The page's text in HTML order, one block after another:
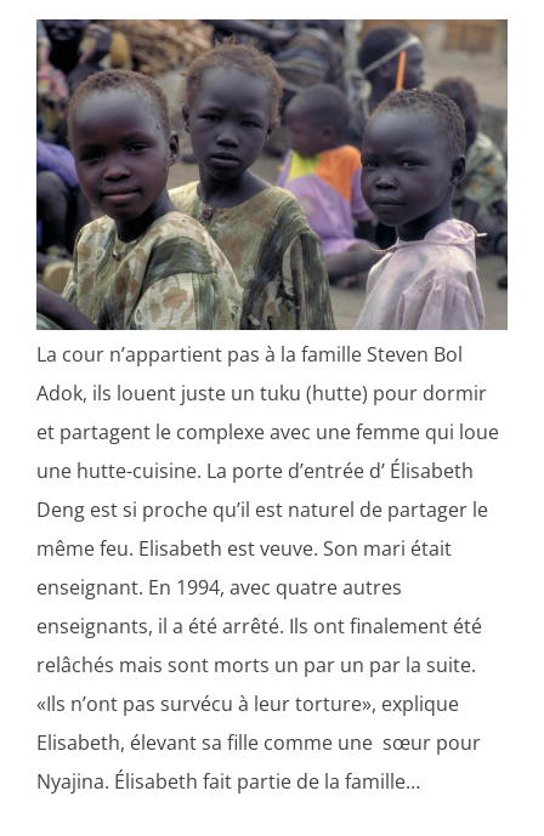
La cour n’appartient pas à la famille Steven Bol
Adok, ils louent juste un tuku (hutte) pour dormir
et partagent le complexe avec une femme qui loue
une hutte-cuisine. La porte d’entrée d’ Élisabeth
Deng est si proche qu’il est naturel de partager le
même feu. Elisabeth est veuve. Son mari était
enseignant. En 1994, avec quatre autres
enseignants, il a été arrêté. Ils ont finalement été
relâchés mais sont morts un par un par la suite.
«Ils n’ont pas survécu à leur torture», explique
Elisabeth, élevant sa fille comme une sœur pour
Nyajina. Élisabeth fait partie de la famille…